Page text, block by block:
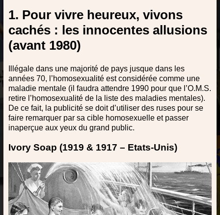
1. Pour vivre heureux, vivons
cachés : les innocentes allusions
(avant 1980)
Illégale dans une majorité de pays jusque dans les
années 70, l’homosexualité est considérée comme une
maladie mentale (il faudra attendre 1990 pour que l’O.M.S.
retire l’homosexualité de la liste des maladies mentales).
De ce fait, la publicité se doit d’utiliser des ruses pour se
faire remarquer par sa cible homosexuelle et passer
inaperçue aux yeux du grand public.
Ivory Soap (1919 & 1917 – Etats-Unis)